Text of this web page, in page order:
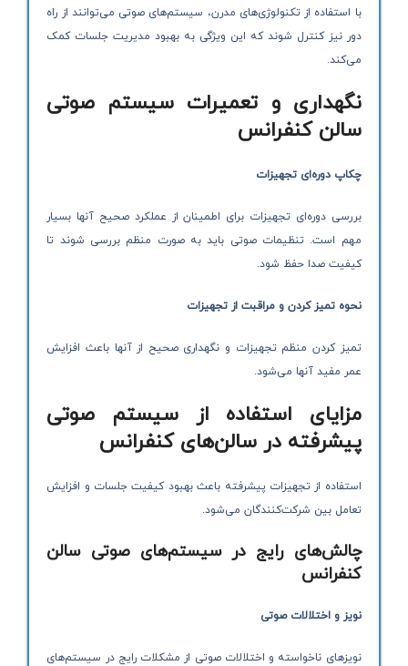
با استفاده از تکنولوژی‌های مدرن، سیستم‌های صوتی می‌توانند از راه
دور نیز کنترل شوند که این ویژگی به بهبود مدیریت جلسات کمک
می‌کند.
نگهداری و تعمیرات سیستم صوتی
سالن کنفرانس
چکاپ دوره‌ای تجهیزات
بررسی دوره‌ای تجهیزات برای اطمینان از عملکرد صحیح آنها بسیار
مهم است. تنظیمات صوتی باید به صورت منظم بررسی شوند تا
کیفیت صدا حفظ شود.
نحوه تمیز کردن و مراقبت از تجهیزات
تمیز کردن منظم تجهیزات و نگهداری صحیح از آنها باعث افزایش
عمر مفید آنها می‌شود.
مزایای استفاده از سیستم صوتی
پیشرفته در سالن‌های کنفرانس
استفاده از تجهیزات پیشرفته باعث بهبود کیفیت جلسات و افزایش
تعامل بین شرکت‌کنندگان می‌شود.
چالش‌های رایج در سیستم‌های صوتی سالن
کنفرانس
نویز و اختلالات صوتی
نویزهای ناخواسته و اختلالات صوتی از مشکلات رایج در سیستم‌های